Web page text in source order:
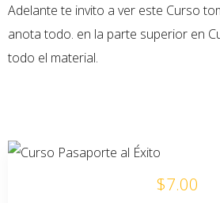
Adelante te invito a ver este Curso
anota todo. en la parte superior en
todo el material.
$7.00